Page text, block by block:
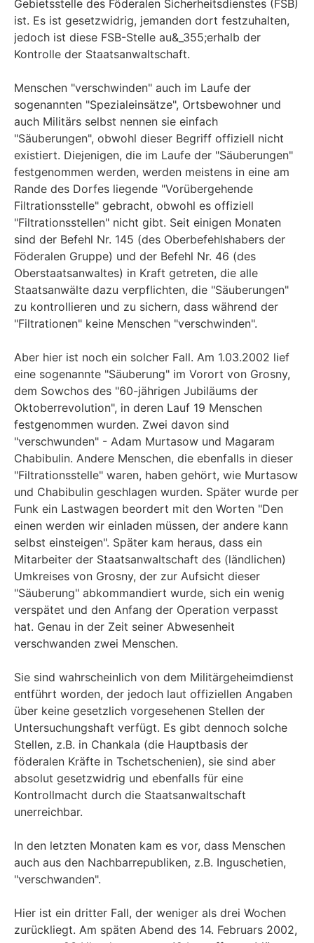
Gebietsstelle des Föderalen Sicherheitsdienstes (FSB)
ist. Es ist gesetzwidrig, jemanden dort festzuhalten,
jedoch ist diese FSB-Stelle au&_355;erhalb der
Kontrolle der Staatsanwaltschaft.
Menschen "verschwinden" auch im Laufe der
sogenannten "Spezialeinsätze", Ortsbewohner und
auch Militärs selbst nennen sie einfach
"Säuberungen", obwohl dieser Begriff offiziell nicht
existiert. Diejenigen, die im Laufe der "Säuberungen"
festgenommen werden, werden meistens in eine am
Rande des Dorfes liegende "Vorübergehende
Filtrationsstelle" gebracht, obwohl es offiziell
"Filtrationsstellen" nicht gibt. Seit einigen Monaten
sind der Befehl Nr. 145 (des Oberbefehlshabers der
Föderalen Gruppe) und der Befehl Nr. 46 (des
Oberstaatsanwaltes) in Kraft getreten, die alle
Staatsanwälte dazu verpflichten, die "Säuberungen"
zu kontrollieren und zu sichern, dass während der
"Filtrationen" keine Menschen "verschwinden".
Aber hier ist noch ein solcher Fall. Am 1.03.2002 lief
eine sogenannte "Säuberung" im Vorort von Grosny,
dem Sowchos des "60-jährigen Jubiläums der
Oktoberrevolution", in deren Lauf 19 Menschen
festgenommen wurden. Zwei davon sind
"verschwunden" - Adam Murtasow und Magaram
Chabibulin. Andere Menschen, die ebenfalls in dieser
"Filtrationsstelle" waren, haben gehört, wie Murtasow
und Chabibulin geschlagen wurden. Später wurde per
Funk ein Lastwagen beordert mit den Worten "Den
einen werden wir einladen müssen, der andere kann
selbst einsteigen". Später kam heraus, dass ein
Mitarbeiter der Staatsanwaltschaft des (ländlichen)
Umkreises von Grosny, der zur Aufsicht dieser
"Säuberung" abkommandiert wurde, sich ein wenig
verspätet und den Anfang der Operation verpasst
hat. Genau in der Zeit seiner Abwesenheit
verschwanden zwei Menschen.
Sie sind wahrscheinlich von dem Militärgeheimdienst
entführt worden, der jedoch laut offiziellen Angaben
über keine gesetzlich vorgesehenen Stellen der
Untersuchungshaft verfügt. Es gibt dennoch solche
Stellen, z.B. in Chankala (die Hauptbasis der
föderalen Kräfte in Tschetschenien), sie sind aber
absolut gesetzwidrig und ebenfalls für eine
Kontrollmacht durch die Staatsanwaltschaft
unerreichbar.
In den letzten Monaten kam es vor, dass Menschen
auch aus den Nachbarrepubliken, z.B. Inguschetien,
"verschwanden".
Hier ist ein dritter Fall, der weniger als drei Wochen
zurückliegt. Am späten Abend des 14. Februars 2002,